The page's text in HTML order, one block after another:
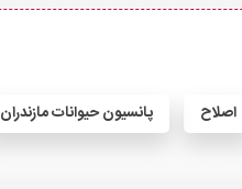
اصلاح پانسیون حیوانات مازندران